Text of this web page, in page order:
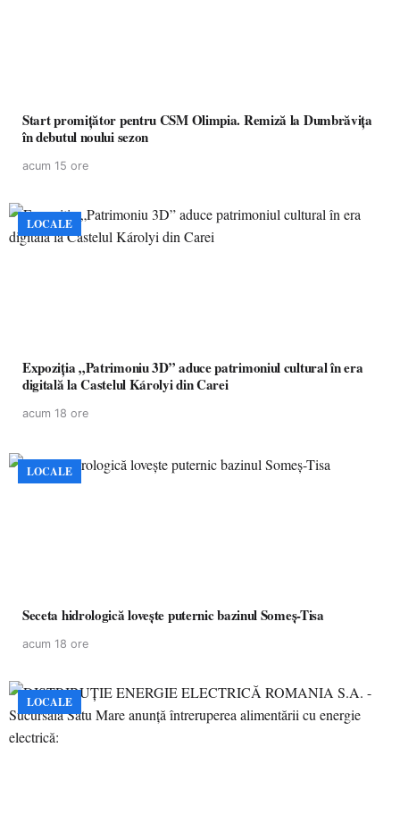
Start promițător pentru CSM Olimpia. Remiză la Dumbrăvița
în debutul noului sezon
acum 15 ore
LOCALE
Expoziția „Patrimoniu 3D” aduce patrimoniul cultural în era
digitală la Castelul Károlyi din Carei
acum 18 ore
LOCALE
Seceta hidrologică lovește puternic bazinul Someș-Tisa
acum 18 ore
LOCALE